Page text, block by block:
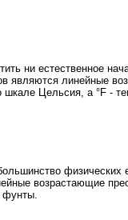
ни естественное
являются линейные
шкале Цельсия, а °F -
возрастающие
фунты.